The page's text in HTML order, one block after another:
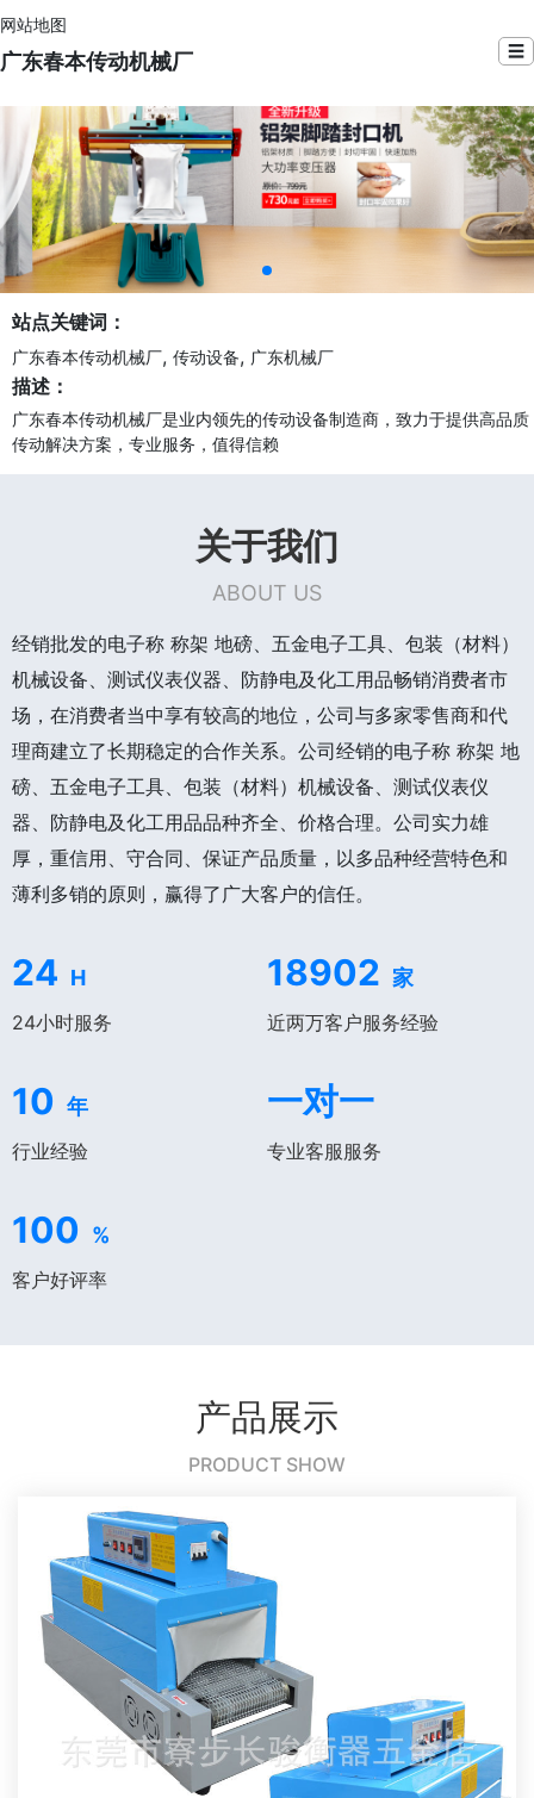
网站地图
广东春本传动机械厂 ☰
站点关键词：
广东春本传动机械厂, 传动设备, 广东机械厂
描述：
广东春本传动机械厂是业内领先的传动设备制造商，致力于提供高品质
传动解决方案，专业服务，值得信赖
关于我们
ABOUT US
经销批发的电子称 称架 地磅、五金电子工具、包装（材料）
机械设备、测试仪表仪器、防静电及化工用品畅销消费者市
场，在消费者当中享有较高的地位，公司与多家零售商和代
理商建立了长期稳定的合作关系。公司经销的电子称 称架 地
磅、五金电子工具、包装（材料）机械设备、测试仪表仪
器、防静电及化工用品品种齐全、价格合理。公司实力雄
厚，重信用、守合同、保证产品质量，以多品种经营特色和
薄利多销的原则，赢得了广大客户的信任。
24 H
24小时服务
18902 家
近两万客户服务经验
10 年
行业经验
一对一
专业客服服务
100 %
客户好评率
产品展示
PRODUCT SHOW